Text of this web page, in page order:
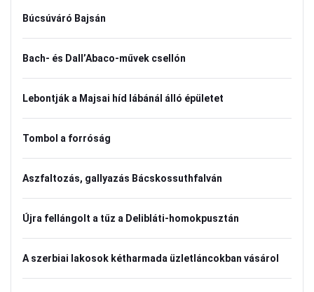
Búcsúváró Bajsán
Bach- és Dall’Abaco-művek csellón
Lebontják a Majsai híd lábánál álló épületet
Tombol a forróság
Aszfaltozás, gallyazás Bácskossuthfalván
Újra fellángolt a tűz a Delibláti-homokpusztán
A szerbiai lakosok kétharmada üzletláncokban vásárol